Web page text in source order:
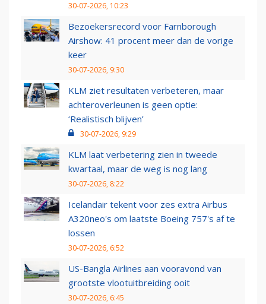
30-07-2026, 10:23
Bezoekersrecord voor Farnborough
Airshow: 41 procent meer dan de vorige
keer
30-07-2026, 9:30
KLM ziet resultaten verbeteren, maar
achteroverleunen is geen optie:
‘Realistisch blijven’
30-07-2026, 9:29
KLM laat verbetering zien in tweede
kwartaal, maar de weg is nog lang
30-07-2026, 8:22
Icelandair tekent voor zes extra Airbus
A320neo's om laatste Boeing 757's af te
lossen
30-07-2026, 6:52
US-Bangla Airlines aan vooravond van
grootste vlootuitbreiding ooit
30-07-2026, 6:45